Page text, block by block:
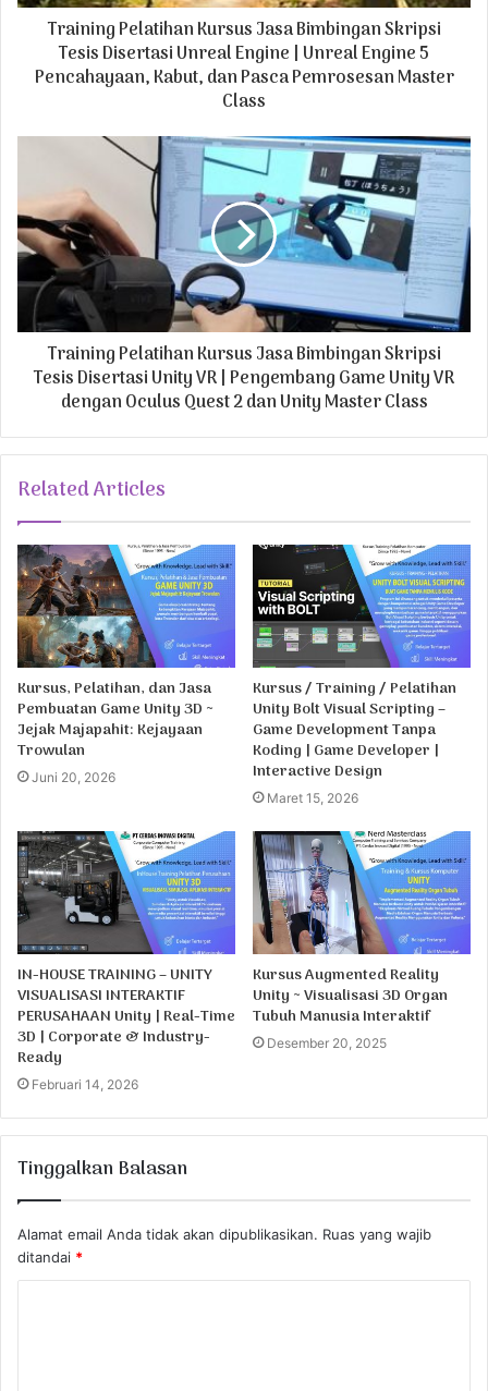
Training Pelatihan Kursus Jasa Bimbingan Skripsi
Tesis Disertasi Unreal Engine | Unreal Engine 5
Pencahayaan, Kabut, dan Pasca Pemrosesan Master
Class
Training Pelatihan Kursus Jasa Bimbingan Skripsi
Tesis Disertasi Unity VR | Pengembang Game Unity VR
dengan Oculus Quest 2 dan Unity Master Class
Related Articles
Kursus, Pelatihan, dan Jasa
Pembuatan Game Unity 3D ~
Jejak Majapahit: Kejayaan
Trowulan
Juni 20, 2026
Kursus / Training / Pelatihan
Unity Bolt Visual Scripting –
Game Development Tanpa
Koding | Game Developer |
Interactive Design
Maret 15, 2026
IN-HOUSE TRAINING – UNITY
VISUALISASI INTERAKTIF
PERUSAHAAN Unity | Real-Time
3D | Corporate & Industry-
Ready
Februari 14, 2026
Kursus Augmented Reality
Unity ~ Visualisasi 3D Organ
Tubuh Manusia Interaktif
Desember 20, 2025
Tinggalkan Balasan
Alamat email Anda tidak akan dipublikasikan. Ruas yang wajib
ditandai *